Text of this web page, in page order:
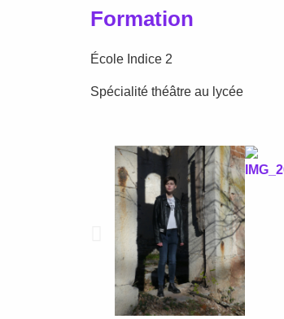
Formation
École Indice 2
Spécialité théâtre au lycée